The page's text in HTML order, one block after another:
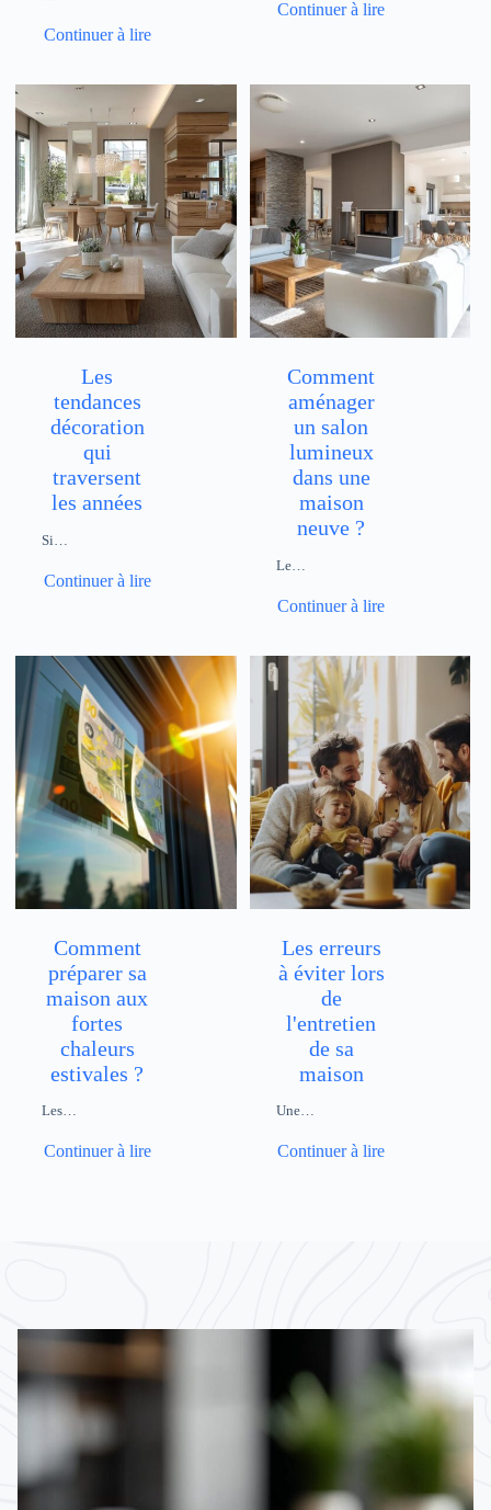
Continuer à lire
Continuer à lire
Les
tendances
décoration
qui
traversent
les années
Si…
Continuer à lire
Comment
aménager
un salon
lumineux
dans une
maison
neuve ?
Le…
Continuer à lire
Comment
préparer sa
maison aux
fortes
chaleurs
estivales ?
Les…
Continuer à lire
Les erreurs
à éviter lors
de
l'entretien
de sa
maison
Une…
Continuer à lire